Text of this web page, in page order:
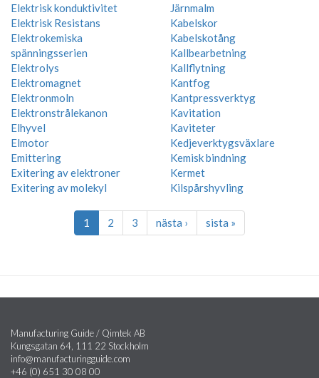
Elektrisk konduktivitet
Elektrisk Resistans
Elektrokemiska
spänningsserien
Elektrolys
Elektromagnet
Elektronmoln
Elektronstrålekanon
Elhyvel
Elmotor
Emittering
Exitering av elektroner
Exitering av molekyl
Järnmalm
Kabelskor
Kabelskotång
Kallbearbetning
Kallflytning
Kantfog
Kantpressverktyg
Kavitation
Kaviteter
Kedjeverktygsväxlare
Kemisk bindning
Kermet
Kilspårshyvling
1 2 3 nästa › sista »
Manufacturing Guide / Qimtek AB
Kungsgatan 64, 111 22 Stockholm
info@manufacturingguide.com
+46 (0) 651 30 08 00